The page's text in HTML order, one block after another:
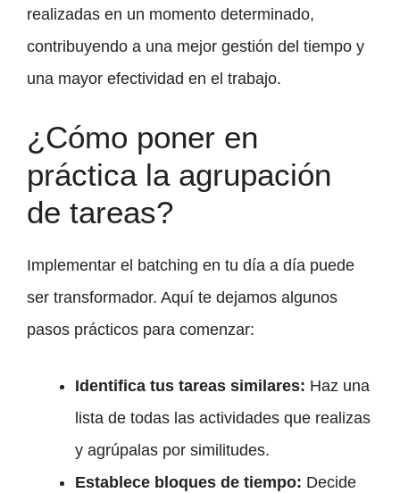
realizadas en un momento determinado,
contribuyendo a una mejor gestión del tiempo y
una mayor efectividad en el trabajo.
¿Cómo poner en
práctica la agrupación
de tareas?
Implementar el batching en tu día a día puede
ser transformador. Aquí te dejamos algunos
pasos prácticos para comenzar:
Identifica tus tareas similares: Haz una
lista de todas las actividades que realizas
y agrúpalas por similitudes.
Establece bloques de tiempo: Decide